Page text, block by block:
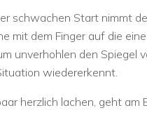
schwachen Start nimmt
mit dem Finger auf die
unverhohlen den Spiegel
wiedererkennt.
herzlich lachen, geht am